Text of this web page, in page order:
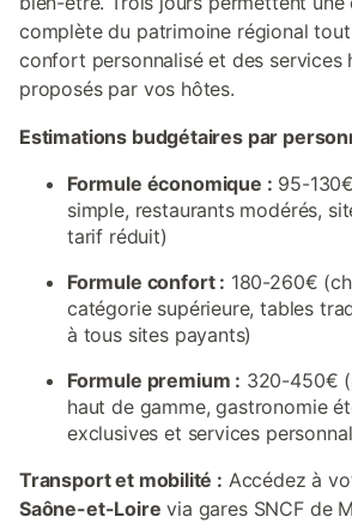
complète du patrimoine régional
confort personnalisé et des services
proposés par vos hôtes.
Estimations budgétaires par
Formule économique : 95-
simple, restaurants modérés,
tarif réduit)
Formule confort : 180-260€
catégorie supérieure, tables
à tous sites payants)
Formule premium : 320-450€
haut de gamme, gastronomie
exclusives et services
Transport et mobilité : Accédez à
Saône-et-Loire via gares SNCF de